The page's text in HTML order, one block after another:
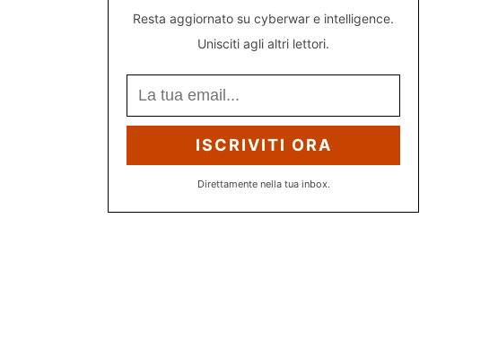
Resta aggiornato su cyberwar e intelligence.
Unisciti agli altri lettori.
ISCRIVITI ORA
Direttamente nella tua inbox.